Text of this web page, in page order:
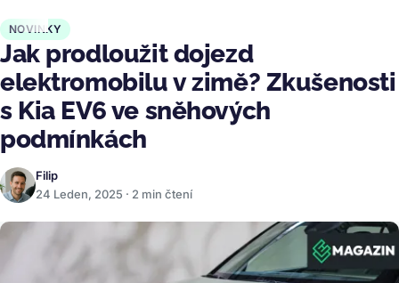
NOVINKY
Jak prodloužit dojezd
elektromobilu v zimě? Zkušenosti
s Kia EV6 ve sněhových
podmínkách
Filip
24 Leden, 2025 · 2 min čtení